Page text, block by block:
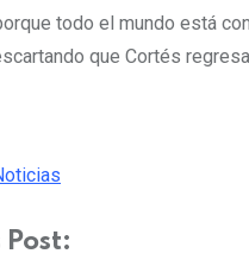
todo el mundo está
que Cortés